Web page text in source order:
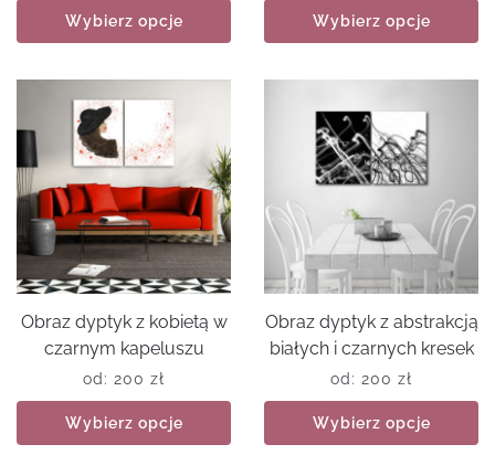
Wybierz opcje Wybierz opcje
Obraz dyptyk z kobietą w
czarnym kapeluszu
od: 200 zł
Wybierz opcje
Obraz dyptyk z abstrakcją
białych i czarnych kresek
od: 200 zł
Wybierz opcje